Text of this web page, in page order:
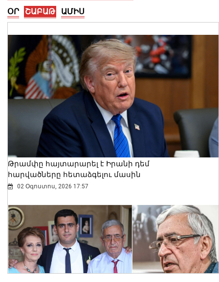
Ալեքսանդրա Քոուլը շարունակում է
բացահայտել Հայաստանը․ Մեծ
Բրիտանիայի դեսպանը հայերեն է
խոսում․ տեսանյութ
06 Օգոստոս, 2026 23:30
ՕՐ ՇԱԲԱԹ ԱՄԻՍ
Թրամփը հայտարարել է Իրանի դեմ
հարվածները հետաձգելու մասին
02 Օգոստոս, 2026 17:57